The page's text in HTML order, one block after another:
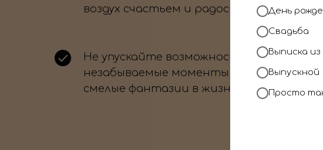
День
Свадьба
Выписка
Выпускной
Просто
воздух счастьем и радостью?
Не упускайте возможность создать
незабываемые моменты и воплотить
смелые фантазии в жизнь.